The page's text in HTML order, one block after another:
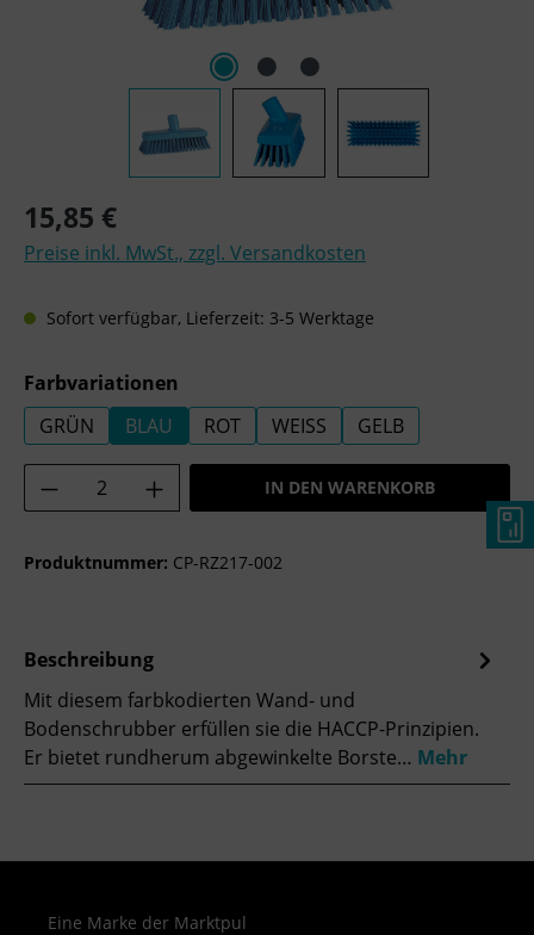
Regulärer Preis:
15,85 €
Preise inkl. MwSt., zzgl. Versandkosten
Sofort verfügbar, Lieferzeit: 3-5 Werktage
Farbvariationen
GRÜN
BLAU ROT WEISS GELB
Produkt Anzahl: Gib den gewünschten
IN DEN WARENKORB
Produktnummer: CP-RZ217-002
Beschreibung
Mit diesem farbkodierten Wand- und
Bodenschrubber erfüllen sie die HACCP-Prinzipien.
Er bietet rundherum abgewinkelte Borste… Mehr
Eine Marke der Marktpul